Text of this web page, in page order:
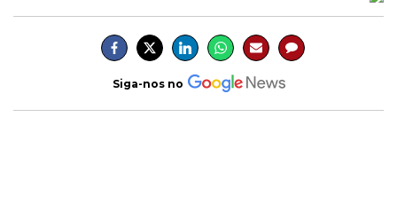
Siga-nos no